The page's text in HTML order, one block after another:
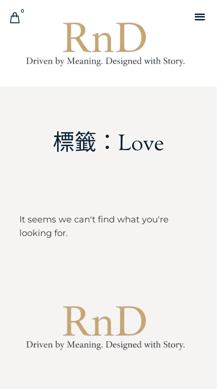
0
標籤：Love
It seems we can't find what you're
looking for.